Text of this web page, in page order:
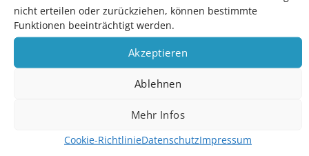
nicht erteilen oder zurückziehen, können bestimmte
Funktionen beeinträchtigt werden.
Akzeptieren
Ablehnen
Mehr Infos
Cookie-RichtlinieDatenschutzImpressum
Datenschutz
AGB